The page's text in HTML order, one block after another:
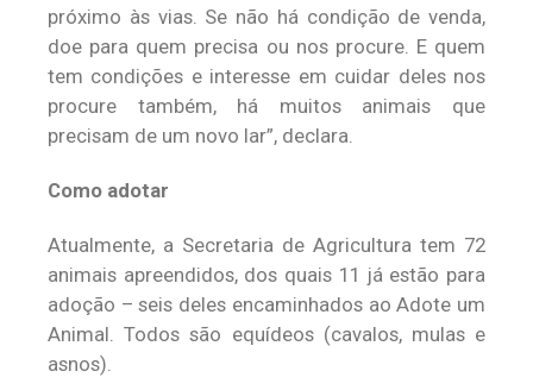
próximo às vias. Se não há condição de venda,
doe para quem precisa ou nos procure. E quem
tem condições e interesse em cuidar deles nos
procure também, há muitos animais que
precisam de um novo lar”, declara.
Como adotar
Atualmente, a Secretaria de Agricultura tem 72
animais apreendidos, dos quais 11 já estão para
adoção – seis deles encaminhados ao Adote um
Animal. Todos são equídeos (cavalos, mulas e
asnos).